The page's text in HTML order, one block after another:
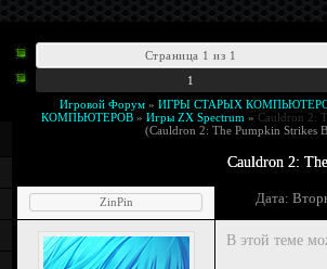
Страница 1 из 1
1
Игровой Форум » ИГРЫ СТАРЫХ
КОМПЬЮТЕРОВ » Игры ZX Spectrum » Cauldron 2:
(Cauldron 2: The Pumpkin Strikes
Cauldron 2:
ZinPin Дата:
В этой теме